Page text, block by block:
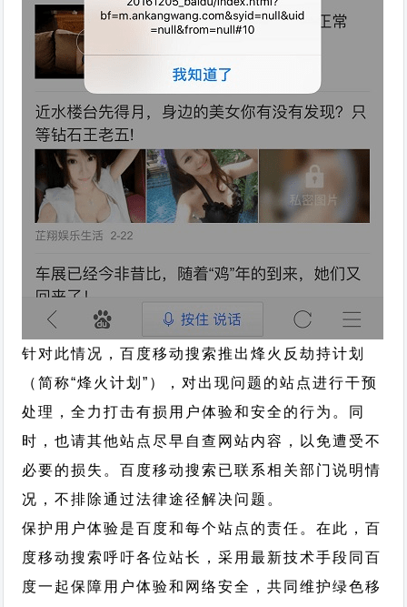
针对此情况，百度移动搜索推出烽火反劫持计划
（简称“烽火计划”），对出现问题的站点进行干预
处理，全力打击有损用户体验和安全的行为。同
时，也请其他站点尽早自查网站内容，以免遭受不
必要的损失。百度移动搜索已联系相关部门说明情
况，不排除通过法律途径解决问题。
保护用户体验是百度和每个站点的责任。在此，百
度移动搜索呼吁各位站长，采用最新技术手段同百
度一起保障用户体验和网络安全，共同维护绿色移